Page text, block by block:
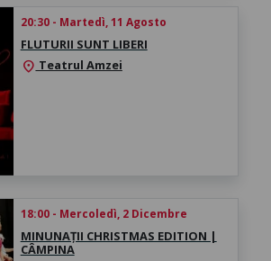
20:30 - Martedì, 11 Agosto
FLUTURII SUNT LIBERI
location_on Teatrul Amzei
18:00 - Mercoledì, 2 Dicembre
MINUNAȚII CHRISTMAS EDITION |
CÂMPINA